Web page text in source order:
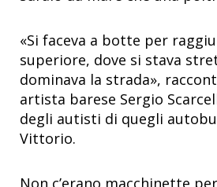
«Si faceva a botte per
superiore, dove si stava
dominava la strada»,
artista barese Sergio
degli autisti di quegli
Vittorio.
Non c’erano macchinette